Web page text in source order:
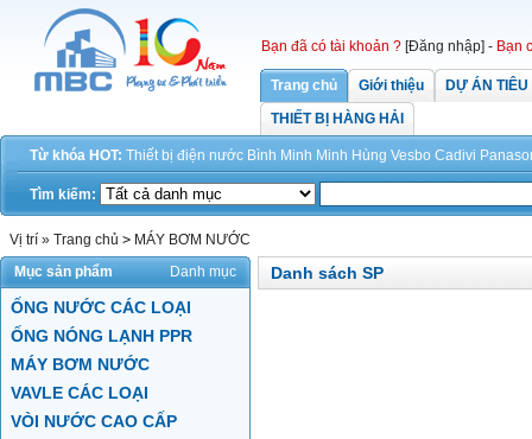
Bạn đã có tài khoản ? [Đăng nhập] - Bạn
Trang chủ Giới thiệu
DỰ ÁN
THIẾT BỊ HÀNG HẢI
Từ khóa HOT: Thiết bị điện nước Bình Minh Minh Hùng Vesbo Cadivi
Tìm kiếm:
Vị trí » Trang chủ > MÁY BƠM NƯỚC
Mục sản phẩm
Danh mục
ỐNG NƯỚC CÁC LOẠI
ỐNG NÓNG LẠNH PPR
MÁY BƠM NƯỚC
VAVLE CÁC LOẠI
VÒI NƯỚC CAO CẤP
Danh sách SP